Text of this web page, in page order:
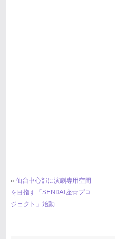
« 仙台中心部に演劇専用空間
を目指す「SENDAI座☆プロ
ジェクト」始動